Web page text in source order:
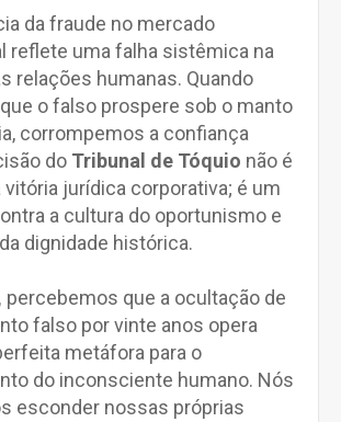
da fraude no mercado
reflete uma falha sistêmica na
relações humanas. Quando
o falso prospere sob o manto
corrompemos a confiança
do Tribunal de Tóquio não é
vitória jurídica corporativa; é um
a cultura do oportunismo e
dignidade histórica.
percebemos que a ocultação de
falso por vinte anos opera
metáfora para o
do inconsciente humano. Nós
esconder nossas próprias